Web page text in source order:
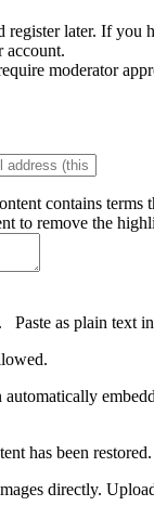
register later. If you
account.
moderator
contains terms
to remove the
Paste as plain text
automatically
has been
directly.